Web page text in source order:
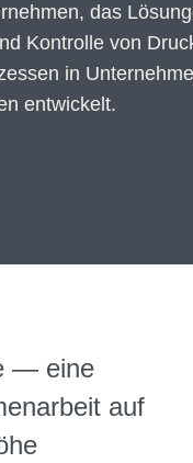
das
Kontrolle von
in
entwickelt.
— eine
auf